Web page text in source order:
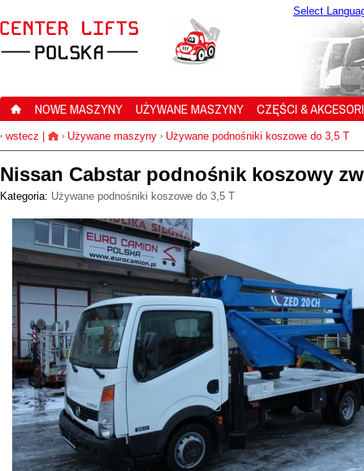
Select
NOWE MASZYNY UŻYWANE MASZYNY CZĘŚCI &
‹ wstecz › Używane maszyny › Używane podnośniki koszowe do 3,5 T
Nissan Cabstar podnośnik koszowy
Kategoria: Używane podnośniki koszowe do 3,5 T